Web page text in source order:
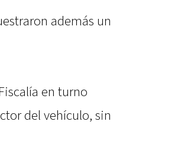
además un
en turno
del vehículo, sin